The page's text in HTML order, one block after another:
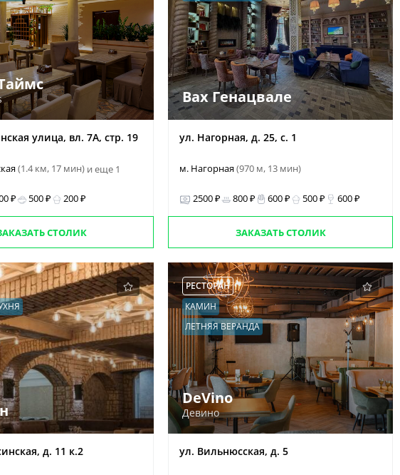
улица, вл. 7А, стр. 19
(1.4 км, 17 мин) и еще 1
₽ 500 ₽ 200 ₽
СТОЛИК
Вах Генацвале
ул. Нагорная, д. 25, с. 1
м. Нагорная(970 м, 13 мин)
2500 ₽ 800 ₽ 600 ₽ 500 ₽ 600 ₽
ЗАКАЗАТЬ СТОЛИК
д. 11 к.2
РЕСТОРАН
КАМИН
ЛЕТНЯЯ ВЕРАНДА
DeVino
Девино
ул. Вильнюсская, д. 5